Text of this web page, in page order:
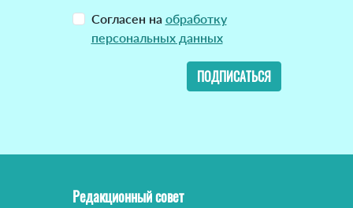
Согласен на обработку
персональных данных
ПОДПИСАТЬСЯ
Редакционный совет